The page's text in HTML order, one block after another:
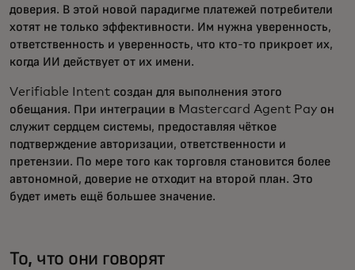
доверия. В этой новой парадигме платежей потребители
хотят не только эффективности. Им нужна уверенность,
ответственность и уверенность, что кто-то прикроет их,
когда ИИ действует от их имени.
Verifiable Intent создан для выполнения этого
обещания. При интеграции в Mastercard Agent Pay он
служит сердцем системы, предоставляя чёткое
подтверждение авторизации, ответственности и
претензии. По мере того как торговля становится более
автономной, доверие не отходит на второй план. Это
будет иметь ещё большее значение.
То, что они говорят